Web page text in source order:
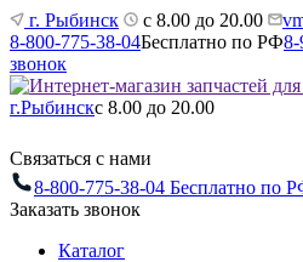
г. Рыбинск с 8.00 до 20.00
8-800-775-38-04Бесплатно по РФ8-
звонок
г.Рыбинскс 8.00 до 20.00
Связаться с нами
8-800-775-38-04 Бесплатно по
Заказать звонок
Каталог